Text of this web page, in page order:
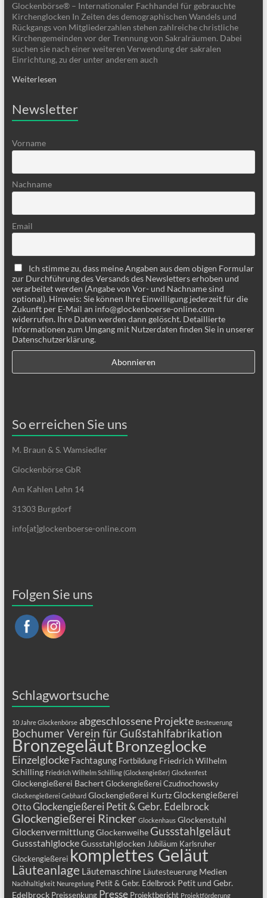
Glockenbörse® – Internationaler Fachhandel für gebrauchte
Kirchenglocken In Zeiten des demographischen Wandels und
Rückgangs von Mitgliederzahlen stehen zahlreiche christliche
Kirchengemeinden vor der Trennung von Sakralräumen. Dabei
suchen sie nach einer weiteren Verwendung der sakralen
Einrichtung, zu der unter anderem auch
Weiterlesen
Newsletter
Vorname
Nachname
Email
Ich stimme zu, dass meine Angaben aus dem obigen Formular
zur Durchführung des Versands des Newsletters erhoben und
verarbeitet werden (Angabe von Vor- und Nachname sind
optional). Hinweis: Sie können Ihre Einwilligung jederzeit für die
Zukunft per E-Mail an info@glockenboerse-online.com
widerrufen. Ihre Daten werden dann gelöscht. Detaillierte
Informationen zum Umgang mit Nutzerdaten finden Sie in unserer
Datenschutzerklärung.
So erreichen Sie uns
M. Braun & S. Wamsiedler
Glockenbörse GbR
Am Kahlen Lehn 14
31303 Burgdorf
info[at]glockenboerse-online.com
Folgen Sie uns
Schlagwortsuche
10 Jahre Glockenbörse abgeschlossene Projekte Besteuerung
Bochumer Verein für Gußstahlfabrikation
Bronzegeläut Bronzeglocke
Einzelglocke Fachtagung Fortbildung Friedrich Wilhelm
Schilling Friedrich Wilhelm Schilling (Glockengießer) Glockenfest
Glockengießerei Bachert Glockengießerei Czudnochowsky
Glockengießerei Gebhard Glockengießerei KurtzGlockengießerei
OttoGlockengießerei Petit & Gebr. Edelbrock
Glockengießerei Rincker Glockenhaus Glockenstuhl
GlockenvermittlungGlockenweihe Gussstahlgeläut
GussstahlglockeGussstahlglocken Jubiläum Karlsruher
Glockengießerei komplettes Geläut
Läuteanlage Läutemaschine Läutesteuerung Medien
Nachhaltigkeit Neuregelung Petit & Gebr. Edelbrock Petit und Gebr.
Edelbrock Preissenkung Presse Projektbericht Projektförderung